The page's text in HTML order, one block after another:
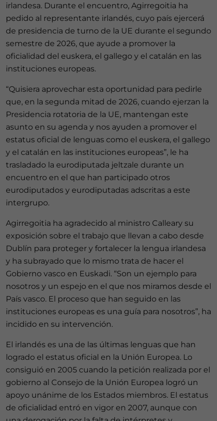
irlandesa. Durante el encuentro, Agirregoitia ha
pedido al representante irlandés, cuyo país ejercerá
de presidencia de turno de la UE durante el segundo
semestre de 2026, que ayude a promover la
oficialidad del euskera, el gallego y el catalán en las
instituciones europeas.
“Quisiera aprovechar esta oportunidad para pedirle
que, en la segunda mitad de 2026, cuando ejerzan la
Presidencia rotatoria de la UE, mantengan este
asunto en su agenda y nos ayuden a promover el
estatus oficial de lenguas como el euskera, el gallego
y el catalán en las instituciones europeas”, le ha
trasladado la eurodiputada jeltzale durante un
encuentro en el que han participado otros
eurodiputados y eurodiputadas adscritas a este
intergrupo.
Agirregoitia ha agradecido al ministro Calleary su
exposición sobre el trabajo que llevan a cabo desde
Dublín para proteger y fortalecer la lengua irlandesa
y ha subrayado que lo mismo trata de hacer el
Gobierno vasco en Euskadi. “Son un ejemplo para
nosotros y un espejo en el que nos miramos desde el
País vasco. El proceso que han seguido en las
instituciones europeas es una guía para nosotros”, ha
incidido en su intervención.
El irlandés es una de las últimas lenguas que han
logrado el estatus oficial en la Unión Europea. Lo
consiguió en 2005 cuando la petición realizada por el
gobierno al Consejo de la Unión Europea logró un
apoyo unánime de los Estados miembros. El estatus
de oficialidad entró en vigor en 2007, aunque con